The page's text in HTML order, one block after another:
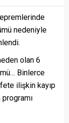
nedeniyle
olan 6
Binlerce
ilişkin kayıp
programı